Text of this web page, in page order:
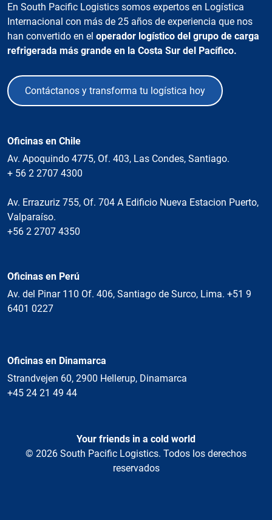
En South Pacific Logistics somos expertos en Logística
Internacional con más de 25 años de experiencia que nos
han convertido en el operador logístico del grupo de carga
refrigerada más grande en la Costa Sur del Pacífico.
Contáctanos y transforma tu logística hoy
Oficinas en Chile
Av. Apoquindo 4775, Of. 403, Las Condes, Santiago.
+ 56 2 2707 4300
Av. Errazuriz 755, Of. 704 A Edificio Nueva Estacion Puerto,
Valparaíso.
+56 2 2707 4350
Oficinas en Perú
Av. del Pinar 110 Of. 406, Santiago de Surco, Lima. +51 9
6401 0227
Oficinas en Dinamarca
Strandvejen 60, 2900 Hellerup, Dinamarca
+45 24 21 49 44
Your friends in a cold world
© 2026 South Pacific Logistics. Todos los derechos
reservados